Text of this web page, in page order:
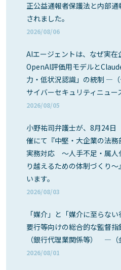
正公益通報者保護法と内部
されました。
2026/08/06
AIエージェントは、なぜ実
OpenAI評価用モデルと
力・低状況認識」の統制 ―
サイバーセキュリティニュー
2026/08/05
小野祐司弁護士が、8月24日
催にて『中堅・大企業の法
実務対応 ～人手不足・属人
り越えるための体制づくり
います。
2026/08/03
「媒介」と「媒介に至ら
要行等向けの総合的な監督指
（銀行代理業関係等） ―（
2026/08/01